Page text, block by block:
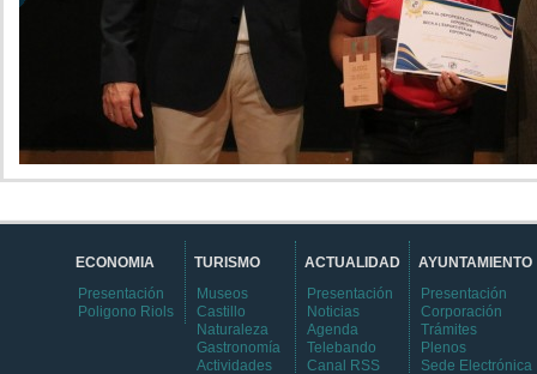
AYUNTAMIENTO
Presentación
Corporación
Trámites
Plenos
Sede Electrónica
ACTUALIDAD
Presentación
Noticias
Agenda
Telebando
Canal RSS
TURISMO
Museos
Castillo
Naturaleza
Gastronomía
Actividades
ECONOMIA
Presentación
Poligono Riols